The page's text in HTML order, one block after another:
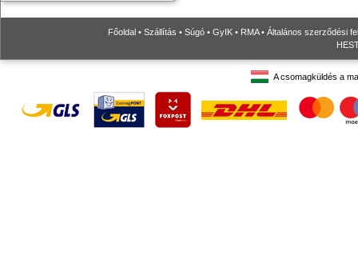
Főoldal • Szállítás • Súgó • GyIK • RMA• Általános szerződési
A csomagküldés a